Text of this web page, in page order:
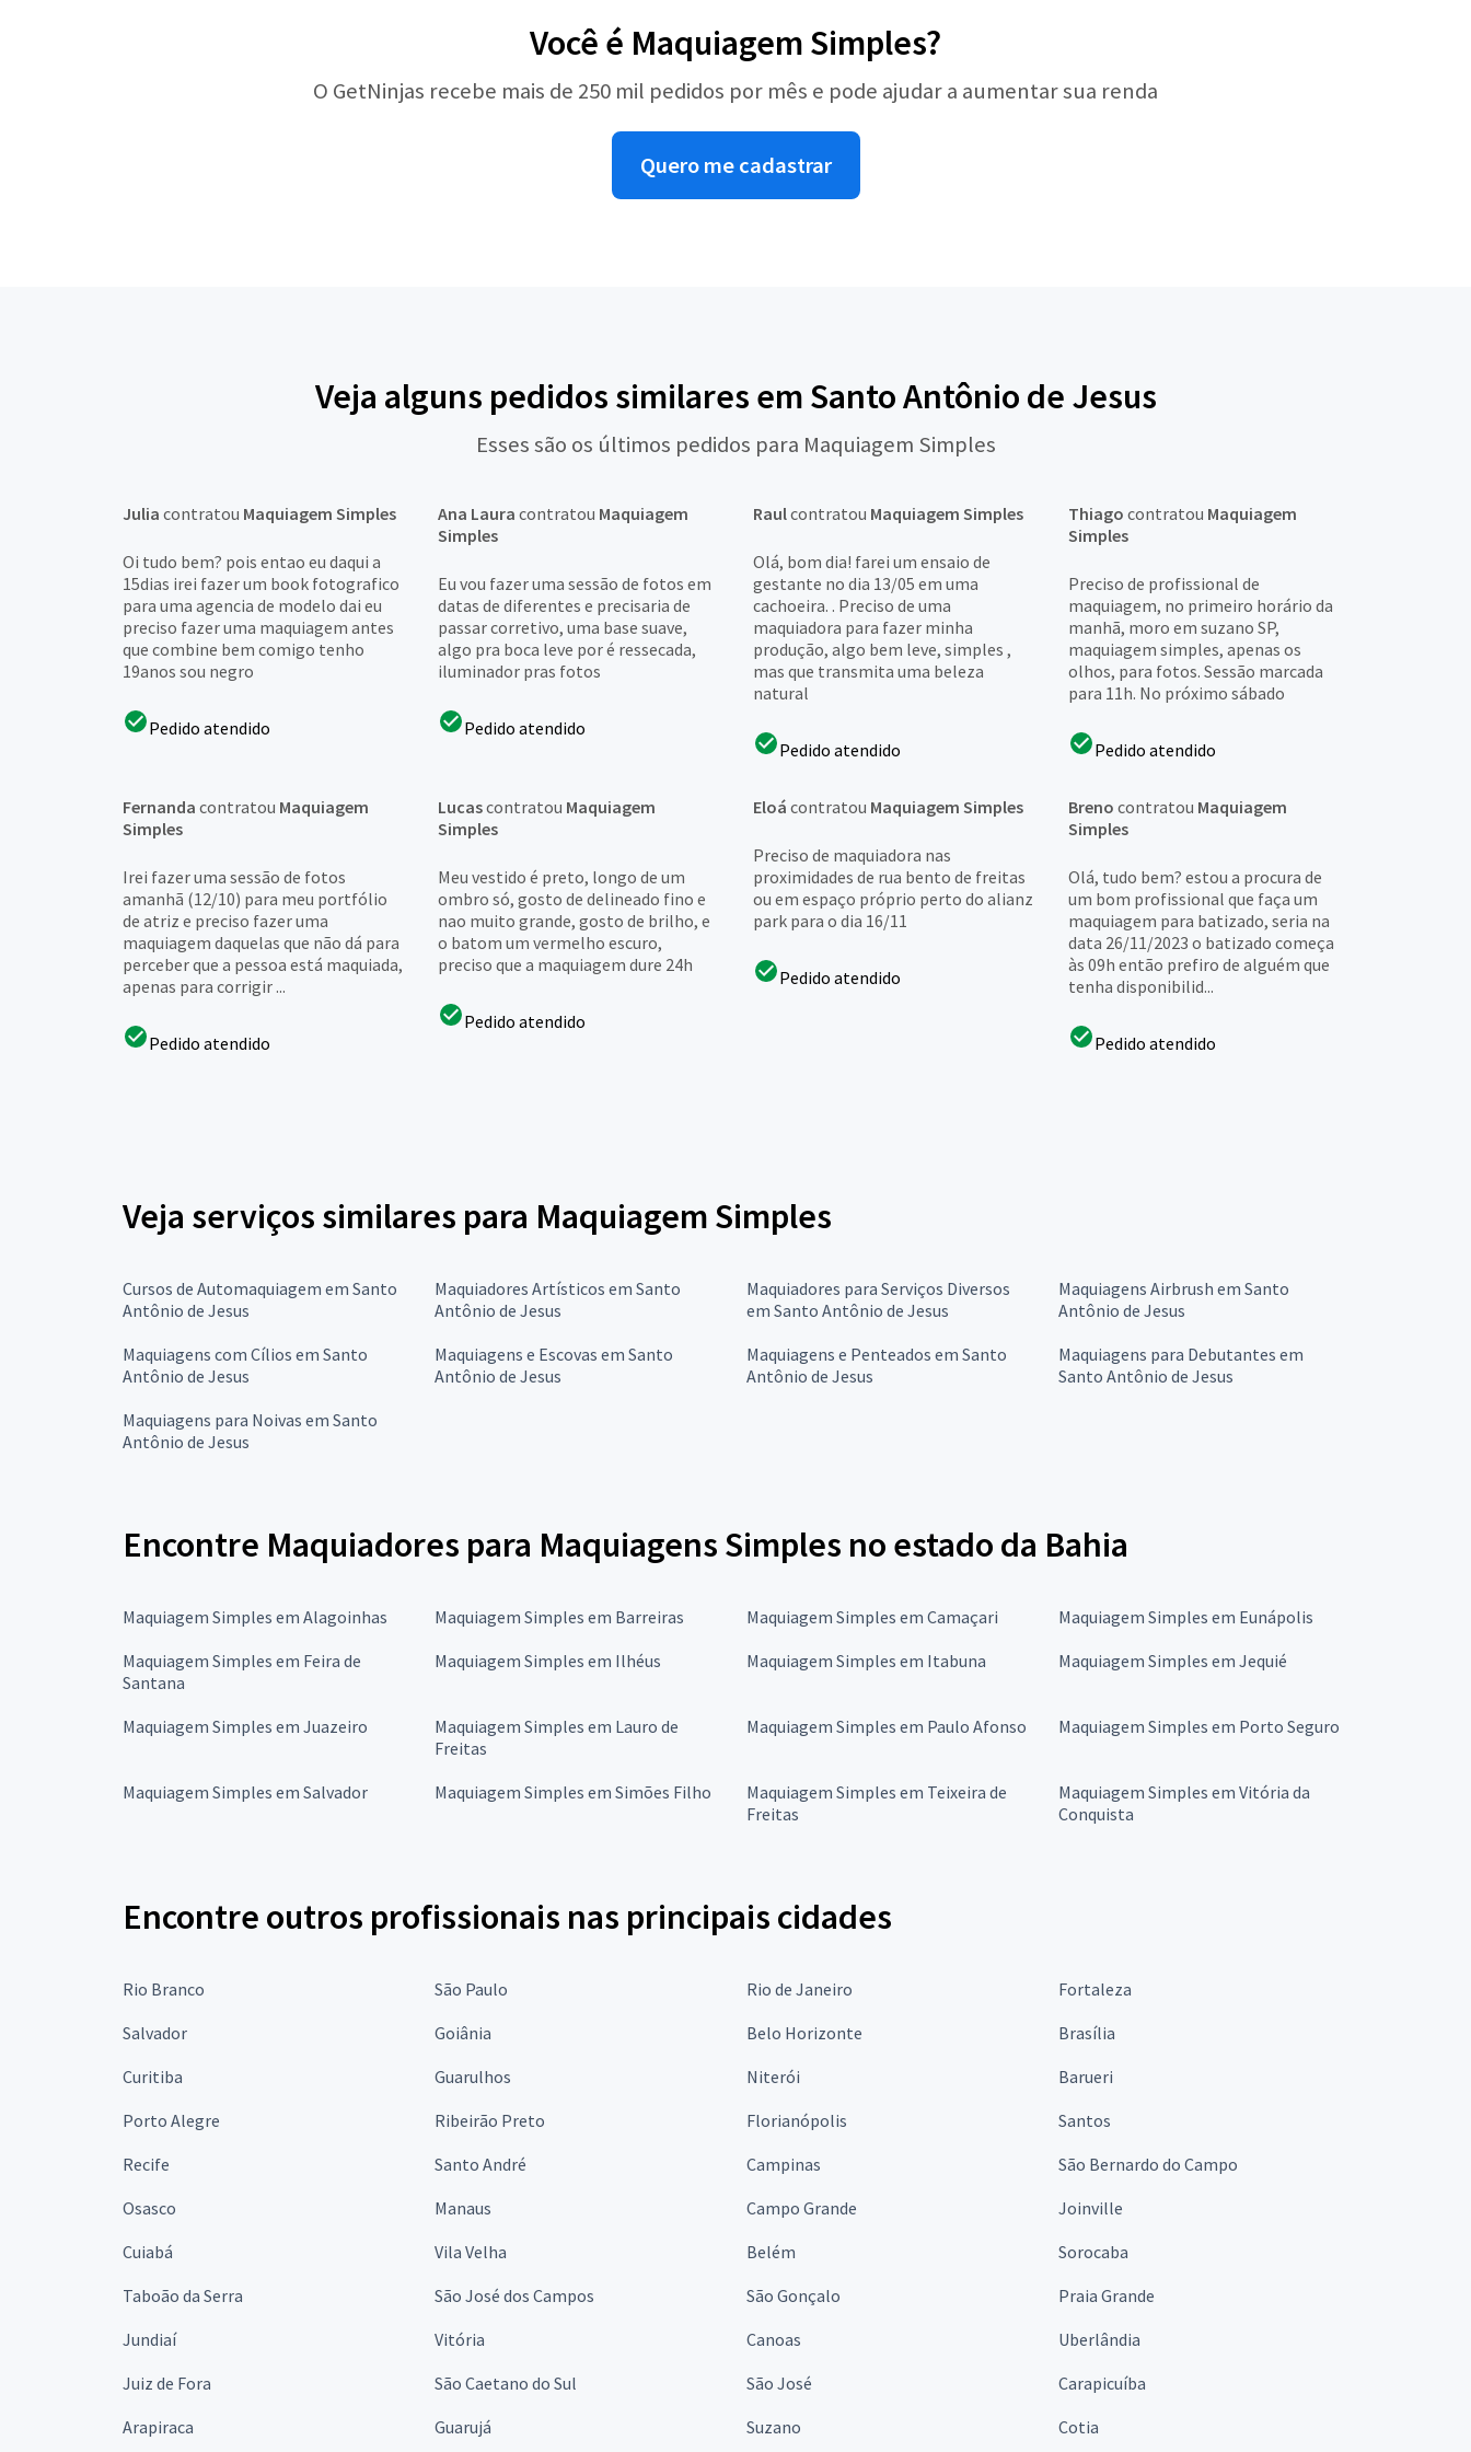
Você é Maquiagem Simples?
O GetNinjas recebe mais de 250 mil pedidos por mês e pode ajudar a aumentar sua renda
Quero me cadastrar
Veja alguns pedidos similares em Santo Antônio de Jesus
Esses são os últimos pedidos para Maquiagem Simples
Julia contratou Maquiagem Simples
Oi tudo bem? pois entao eu daqui a
15dias irei fazer um book fotografico
para uma agencia de modelo dai eu
preciso fazer uma maquiagem antes
que combine bem comigo tenho
19anos sou negro
Pedido atendido
Ana Laura contratou Maquiagem
Simples
Eu vou fazer uma sessão de fotos em
datas de diferentes e precisaria de
passar corretivo, uma base suave,
algo pra boca leve por é ressecada,
iluminador pras fotos
Pedido atendido
Raulcontratou Maquiagem Simples
Olá, bom dia! farei um ensaio de
gestante no dia 13/05 em uma
cachoeira. . Preciso de uma
maquiadora para fazer minha
produção, algo bem leve, simples ,
mas que transmita uma beleza
natural
Pedido atendido
Thiago contratou Maquiagem
Simples
Preciso de profissional de
maquiagem, no primeiro horário da
manhã, moro em suzano SP,
maquiagem simples, apenas os
olhos, para fotos. Sessão marcada
para 11h. No próximo sábado
Pedido atendido
Fernanda contratou Maquiagem
Simples
Irei fazer uma sessão de fotos
amanhã (12/10) para meu portfólio
de atriz e preciso fazer uma
maquiagem daquelas que não dá para
perceber que a pessoa está maquiada,
apenas para corrigir ...
Pedido atendido
Lucascontratou Maquiagem
Simples
Meu vestido é preto, longo de um
ombro só, gosto de delineado fino e
nao muito grande, gosto de brilho, e
o batom um vermelho escuro,
preciso que a maquiagem dure 24h
Pedido atendido
Eloá contratou Maquiagem Simples
Preciso de maquiadora nas
proximidades de rua bento de freitas
ou em espaço próprio perto do alianz
park para o dia 16/11
Pedido atendido
Breno contratou Maquiagem
Simples
Olá, tudo bem? estou a procura de
um bom profissional que faça um
maquiagem para batizado, seria na
data 26/11/2023 o batizado começa
às 09h então prefiro de alguém que
tenha disponibilid...
Pedido atendido
Veja serviços similares para Maquiagem Simples
Cursos de Automaquiagem em Santo
Antônio de Jesus
Maquiadores Artísticos em Santo
Antônio de Jesus
Maquiadores para Serviços Diversos
em Santo Antônio de Jesus
Maquiagens Airbrush em Santo
Antônio de Jesus
Maquiagens com Cílios em Santo
Antônio de Jesus
Maquiagens e Escovas em Santo
Antônio de Jesus
Maquiagens e Penteados em Santo
Antônio de Jesus
Maquiagens para Debutantes em
Santo Antônio de Jesus
Maquiagens para Noivas em Santo
Antônio de Jesus
Encontre Maquiadores para Maquiagens Simples no estado da Bahia
Maquiagem Simples em Alagoinhas Maquiagem Simples em Barreiras Maquiagem Simples em Camaçari
Maquiagem Simples em Eunápolis
Maquiagem Simples em Feira de
Santana
Maquiagem Simples em Ilhéus Maquiagem Simples em Itabuna Maquiagem Simples em Jequié
Maquiagem Simples em Juazeiro
Maquiagem Simples em Lauro de
Freitas
Maquiagem Simples em Paulo Afonso Maquiagem Simples em Porto Seguro
Maquiagem Simples em Salvador Maquiagem Simples em Simões Filho
Maquiagem Simples em Teixeira de
Freitas
Maquiagem Simples em Vitória da
Conquista
Encontre outros profissionais nas principais cidades
Rio Branco São Paulo Rio de Janeiro
Fortaleza
Salvador
Goiânia Belo Horizonte
Brasília
Curitiba
Guarulhos Niterói
Barueri
Porto Alegre
Ribeirão Preto Florianópolis
Santos
Recife
Santo André Campinas
São Bernardo do Campo
Osasco
Manaus Campo Grande
Joinville
Cuiabá
Vila Velha Belém
Sorocaba
Taboão da Serra
São José dos Campos São Gonçalo
Praia Grande
Jundiaí
Vitória Canoas
Uberlândia
Juiz de Fora
São Caetano do Sul São José
Carapicuíba
Arapiraca
Guarujá Suzano Cotia